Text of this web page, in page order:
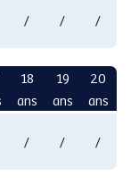
/ / /
18
ans
19
ans
20
ans
/ / /